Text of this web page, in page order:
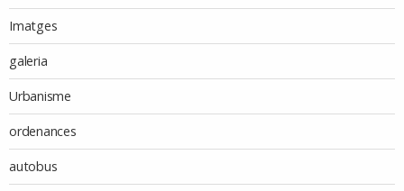
Imatges
galeria
Urbanisme
ordenances
autobus